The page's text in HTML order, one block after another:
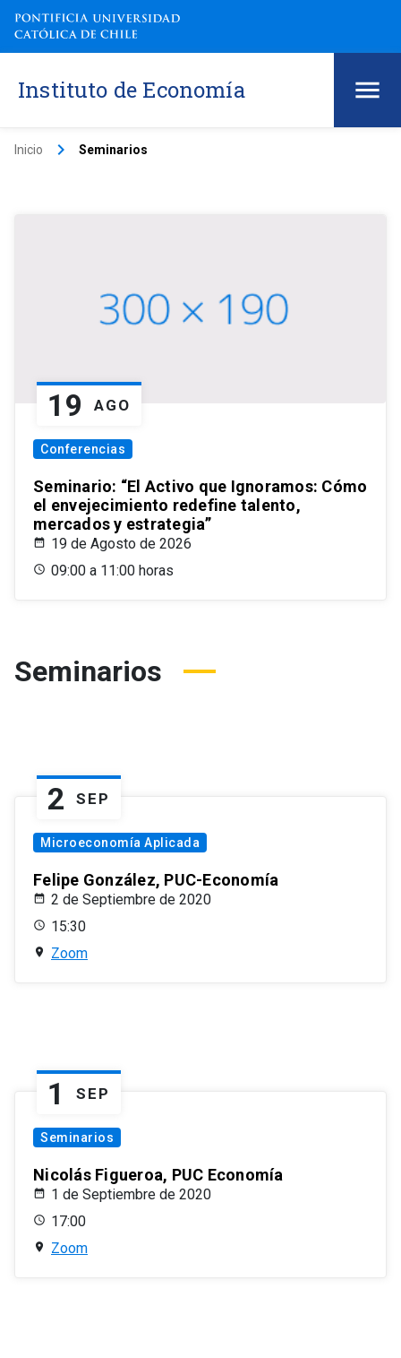
Instituto de Economía
Inicio keyboard_arrow_right Seminarios
19 AGO
Conferencias
Seminario: “El Activo que Ignoramos: Cómo
el envejecimiento redefine talento,
mercados y estrategia”
19 de Agosto de 2026
09:00 a 11:00 horas
Seminarios
2 SEP
Microeconomía Aplicada
Felipe González, PUC-Economía
2 de Septiembre de 2020
15:30
Zoom
1 SEP
Seminarios
Nicolás Figueroa, PUC Economía
1 de Septiembre de 2020
17:00
Zoom